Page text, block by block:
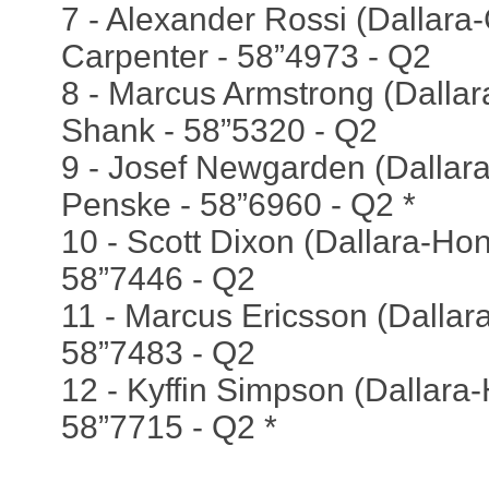
7 - Alexander Rossi
Carpenter - 58”4973 - Q2
8 - Marcus Armstrong
Shank - 58”5320 - Q2
9 - Josef Newgarden
Penske - 58”6960 - Q2 *
10 - Scott Dixon (Dallara-
58”7446 - Q2
11 - Marcus Ericsson
58”7483 - Q2
12 - Kyffin Simpson
58”7715 - Q2 *